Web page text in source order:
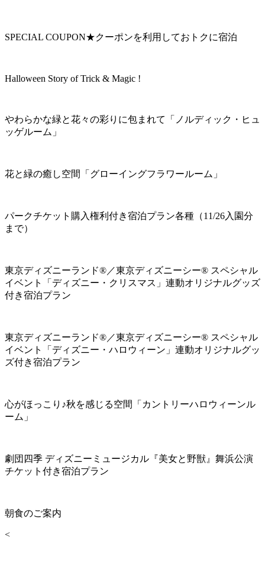
SPECIAL COUPON★クーポンを利用しておトクに宿泊
Halloween Story of Trick & Magic !
やわらかな緑と花々の彩りに包まれて「ノルディック・ヒュ
ッゲルーム」
花と緑の癒し空間「グローイングフラワールーム」
パークチケット購入権利付き宿泊プラン各種（11/26入園分
まで）
東京ディズニーランド®／東京ディズニーシー® スペシャル
イベント「ディズニー・クリスマス」連動オリジナルグッズ
付き宿泊プラン
東京ディズニーランド®／東京ディズニーシー® スペシャル
イベント「ディズニー・ハロウィーン」連動オリジナルグッ
ズ付き宿泊プラン
心がほっこり♪秋を感じる空間「カントリーハロウィーンル
ーム」
劇団四季 ディズニーミュージカル『美女と野獣』舞浜公演
チケット付き宿泊プラン
朝食のご案内
<